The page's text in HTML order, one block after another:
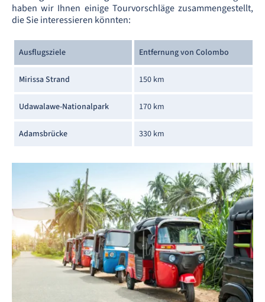
haben wir Ihnen einige Tourvorschläge zusammengestellt,
die Sie interessieren könnten:
Ausflugsziele Entfernung von Colombo
Mirissa Strand 150 km
Udawalawe-Nationalpark 170 km
Adamsbrücke 330 km